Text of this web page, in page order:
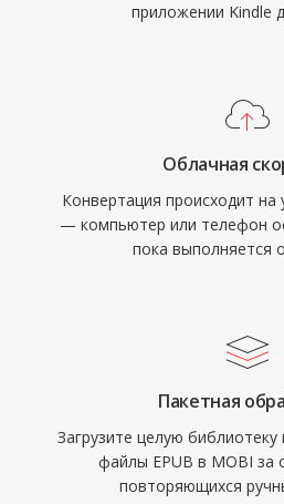
приложении Kindle
Облачная
Конвертация происходит на
— компьютер или телефон
пока выполняется
Пакетная
Загрузите целую библиотеку
файлы EPUB в MOBI за
повторяющихся